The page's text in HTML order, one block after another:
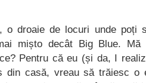
o droaie de locuri unde poți
mișto decât Big Blue. Mă
Pentru că eu (și da, I
din casă, vreau să trăiesc o